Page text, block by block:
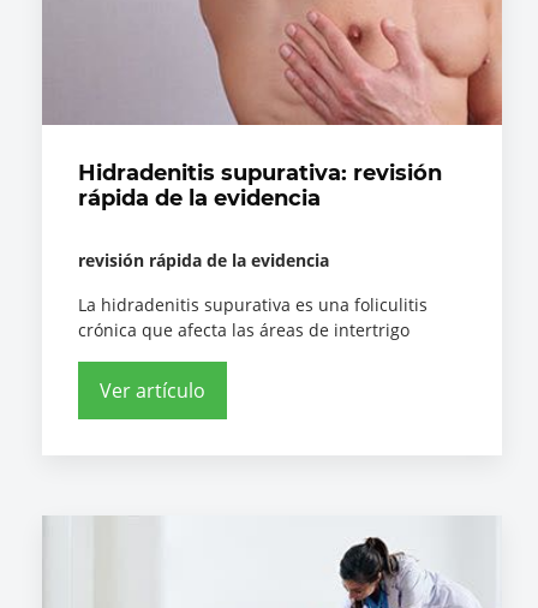
Hidradenitis supurativa: revisión
rápida de la evidencia
revisión rápida de la evidencia
La hidradenitis supurativa es una foliculitis
crónica que afecta las áreas de intertrigo
Ver artículo